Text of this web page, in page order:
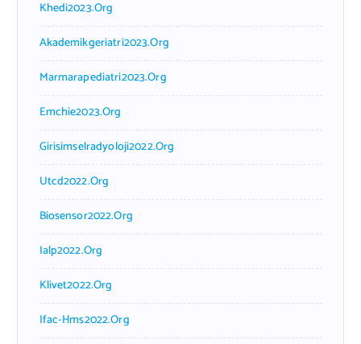
Khedi2023.org
Akademikgeriatri2023.org
Marmarapediatri2023.org
Emchie2023.org
Girisimselradyoloji2022.org
Utcd2022.org
Biosensor2022.org
Ialp2022.org
Klivet2022.org
Ifac-Hms2022.org